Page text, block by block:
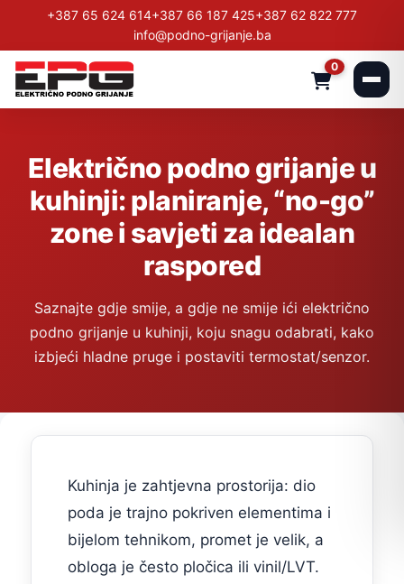
+387 65 624 614+387 66 187 425+387 62 822 777
info@podno-grijanje.ba
0
Električno podno grijanje u
kuhinji: planiranje, “no-go”
zone i savjeti za idealan
raspored
Saznajte gdje smije, a gdje ne smije ići električno
podno grijanje u kuhinji, koju snagu odabrati, kako
izbjeći hladne pruge i postaviti termostat/senzor.
Kuhinja je zahtjevna prostorija: dio
poda je trajno pokriven elementima i
bijelom tehnikom, promet je velik, a
obloga je često pločica ili vinil/LVT.